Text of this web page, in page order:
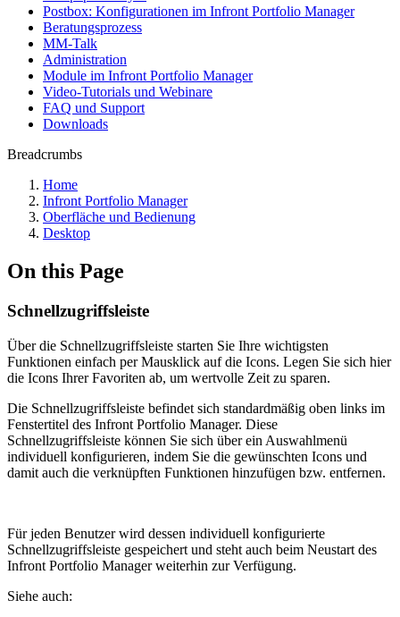
Postbox: Konfigurationen im Infront Portfolio Manager
Beratungsprozess
MM-Talk
Administration
Module im Infront Portfolio Manager
Video-Tutorials und Webinare
FAQ und Support
Downloads
Breadcrumbs
Home
Infront Portfolio Manager
Oberfläche und Bedienung
Desktop
On this Page
Schnellzugriffsleiste
Über die Schnellzugriffsleiste starten Sie Ihre wichtigsten
Funktionen einfach per Mausklick auf die Icons. Legen Sie sich hier
die Icons Ihrer Favoriten ab, um wertvolle Zeit zu sparen.
Die Schnellzugriffsleiste befindet sich standardmäßig oben links im
Fenstertitel des Infront Portfolio Manager. Diese
Schnellzugriffsleiste können Sie sich über ein Auswahlmenü
individuell konfigurieren, indem Sie die gewünschten Icons und
damit auch die verknüpften Funktionen hinzufügen bzw. entfernen.
Für jeden Benutzer wird dessen individuell konfigurierte
Schnellzugriffsleiste gespeichert und steht auch beim Neustart des
Infront Portfolio Manager weiterhin zur Verfügung.
Siehe auch: